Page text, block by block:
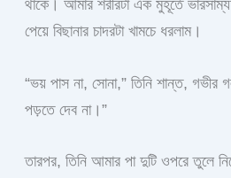
থাকে। আমার শরীরটা এক মুহূর্তে
পেয়ে বিছানার চাদরটা খামচে ধরলাম।
“ভয় পাস না, সোনা,” তিনি শান্ত,
পড়তে দেব না।”
তারপর, তিনি আমার পা দুটি ওপরে তুলে